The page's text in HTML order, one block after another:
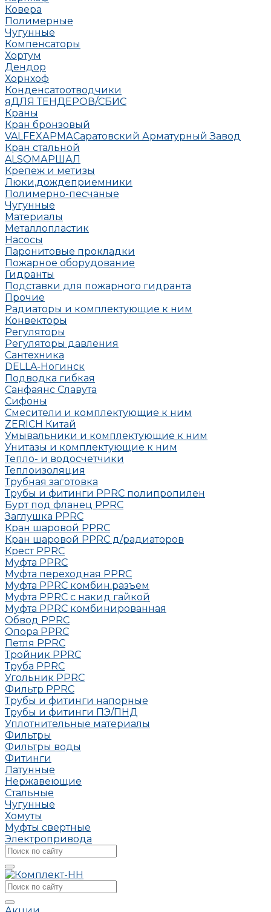
Ковера
Полимерные
Чугунные
Компенсаторы
Хортум
Дендор
Хорнхоф
Конденсатоотводчики
яДЛЯ ТЕНДЕРОВ/СБИС
Краны
Кран бронзовый
VALFEXАРМАСаратовский Арматурный Завод
Кран стальной
ALSOМАРШАЛ
Крепеж и метизы
Люки,дождеприемники
Полимерно-песчаные
Чугунные
Материалы
Металлопластик
Насосы
Паронитовые прокладки
Пожарное оборудование
Гидранты
Подставки для пожарного гидранта
Прочие
Радиаторы и комплектующие к ним
Конвекторы
Регуляторы
Регуляторы давления
Сантехника
DELLA-Ногинск
Подводка гибкая
Санфаянс Славута
Сифоны
Смесители и комплектующие к ним
ZERICH Китай
Умывальники и комплектующие к ним
Унитазы и комплектующие к ним
Тепло- и водосчетчики
Теплоизоляция
Трубная заготовка
Трубы и фитинги PPRC полипропилен
Бурт под фланец РРRC
Заглушка РРRC
Кран шаровой PPRC
Кран шаровой PPRC д/радиаторов
Крест PPRC
Муфта PPRC
Муфта переходная PPRC
Муфта РРRC комбин.разъем
Муфта PPRC с накид гайкой
Муфта РРRC комбинированная
Обвод РРRC
Опора РРRC
Петля РРRC
Тройник РРRC
Труба РРRC
Угольник РРRC
Фильтр PPRC
Трубы и фитинги напорные
Трубы и фитинги ПЭ/ПНД
Уплотнительные материалы
Фильтры
Фильтры воды
Фитинги
Латунные
Нержавеющие
Стальные
Чугунные
Хомуты
Муфты свертные
Электропривода